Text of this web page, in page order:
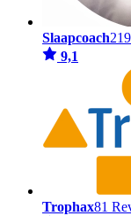
Slaapcoach
9,1
Trophax81